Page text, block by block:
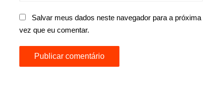
Salvar meus dados neste navegador para a próxima
vez que eu comentar.